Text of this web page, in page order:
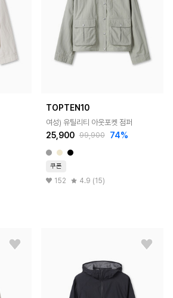
TOPTEN10
여성) 유틸리티 아웃포켓 점퍼
25,900 99,900 74%
쿠폰
152 4.9 (15)